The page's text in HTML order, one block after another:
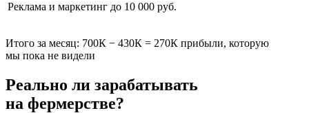
Реклама и маркетинг до 10 000 руб.
Итого за месяц: 700К − 430К = 270К прибыли, которую
мы пока не видели
Реально ли зарабатывать
на фермерстве?